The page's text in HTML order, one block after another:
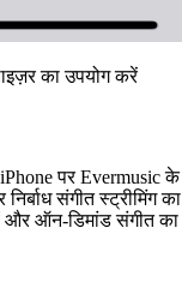
का उपयोग करें
पर Evermusic के
संगीत स्ट्रीमिंग का
ऑन-डिमांड संगीत का